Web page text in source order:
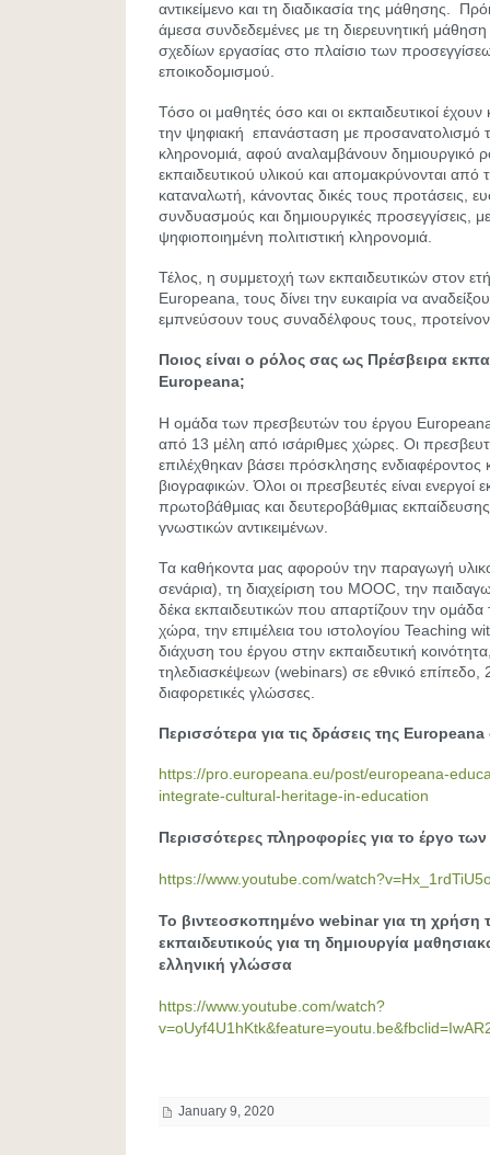
αντικείμενο και τη διαδικασία της μάθησης.
άμεσα συνδεδεμένες με τη διερευνητική
σχεδίων εργασίας στο πλαίσιο των
εποικοδομισμού.
Τόσο οι μαθητές όσο και οι εκπαιδευτικοί
την ψηφιακή επανάσταση με προσανατολισμό
κληρονομιά, αφού αναλαμβάνουν δημιουργικό
εκπαιδευτικού υλικού και απομακρύνονται
καταναλωτή, κάνοντας δικές τους προτάσεις,
συνδυασμούς και δημιουργικές προσεγγίσεις,
ψηφιοποιημένη πολιτιστική κληρονομιά.
Τέλος, η συμμετοχή των εκπαιδευτικών στον
Europeana, τους δίνει την ευκαιρία να
εμπνεύσουν τους συναδέλφους τους,
Ποιος είναι ο ρόλος σας ως Πρέσβειρα
Europeana;
Η ομάδα των πρεσβευτών του έργου Europeana
από 13 μέλη από ισάριθμες χώρες. Οι
επιλέχθηκαν βάσει πρόσκλησης ενδιαφέροντος
βιογραφικών. Όλοι οι πρεσβευτές είναι ενεργοί
πρωτοβάθμιας και δευτεροβάθμιας εκπαίδευσης
γνωστικών αντικειμένων.
Τα καθήκοντα μας αφορούν την παραγωγή
σενάρια), τη διαχείριση του MOOC, την
δέκα εκπαιδευτικών που απαρτίζουν την
χώρα, την επιμέλεια του ιστολογίου Teaching
διάχυση του έργου στην εκπαιδευτική
τηλεδιασκέψεων (webinars) σε εθνικό επίπεδο,
διαφορετικές γλώσσες.
Περισσότερα για τις δράσεις της Europeana
https://pro.europeana.eu/post/europeana-
integrate-cultural-heritage-in-education
Περισσότερες πληροφορίες για το έργο
https://www.youtube.com/
To βιντεοσκοπημένο webinar για τη χρήση
εκπαιδευτικούς για τη δημιουργία
ελληνική γλώσσα
https://www.youtube.com/watch?
January 9, 2020